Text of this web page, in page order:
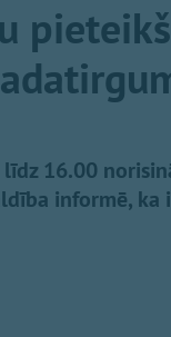
16.00
informē,